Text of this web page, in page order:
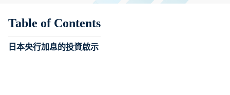
Table of Contents
日本央行加息的投資啟示